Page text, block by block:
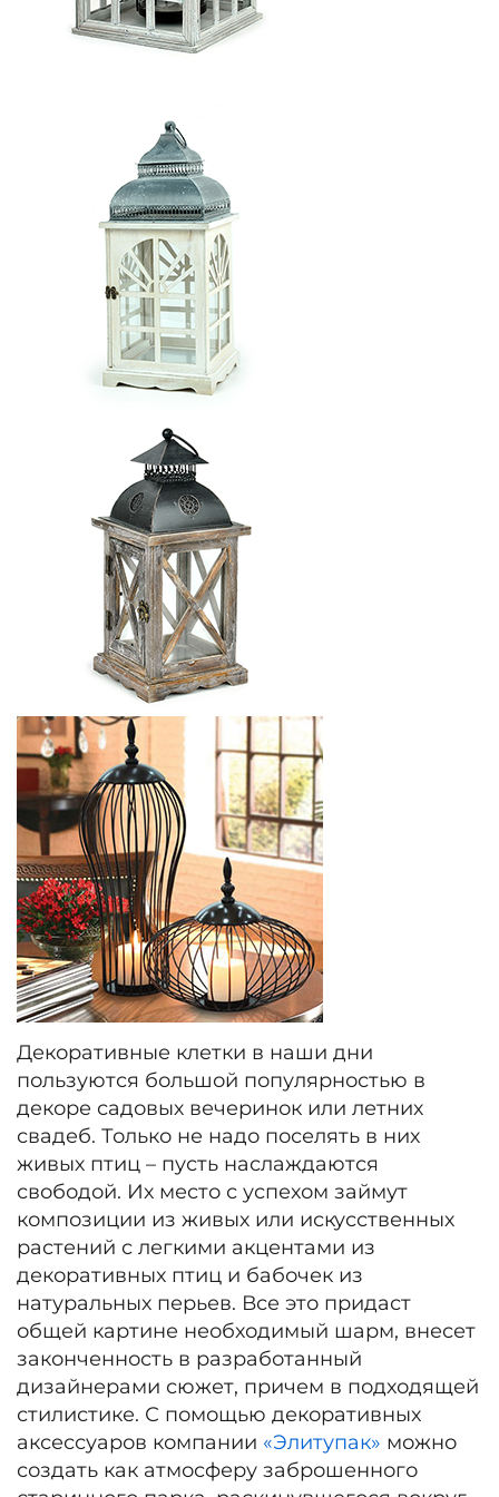
Декоративные клетки в наши дни
пользуются большой популярностью в
декоре садовых вечеринок или летних
свадеб. Только не надо поселять в них
живых птиц – пусть наслаждаются
свободой. Их место с успехом займут
композиции из живых или искусственных
растений с легкими акцентами из
декоративных птиц и бабочек из
натуральных перьев. Все это придаст
общей картине необходимый шарм, внесет
законченность в разработанный
дизайнерами сюжет, причем в подходящей
стилистике. С помощью декоративных
аксессуаров компании «Элитупак» можно
создать как атмосферу заброшенного